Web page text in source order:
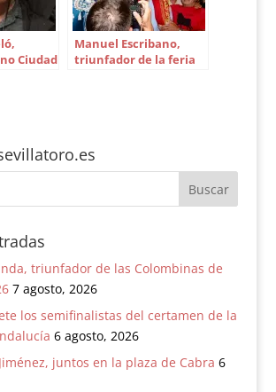
Ciudad
Manuel Escribano,
triunfador de la feria
triunfador de las Colombinas de
7 agosto, 2026
los semifinalistas del certamen de la
6 agosto, 2026
juntos en la plaza de Cabra 6